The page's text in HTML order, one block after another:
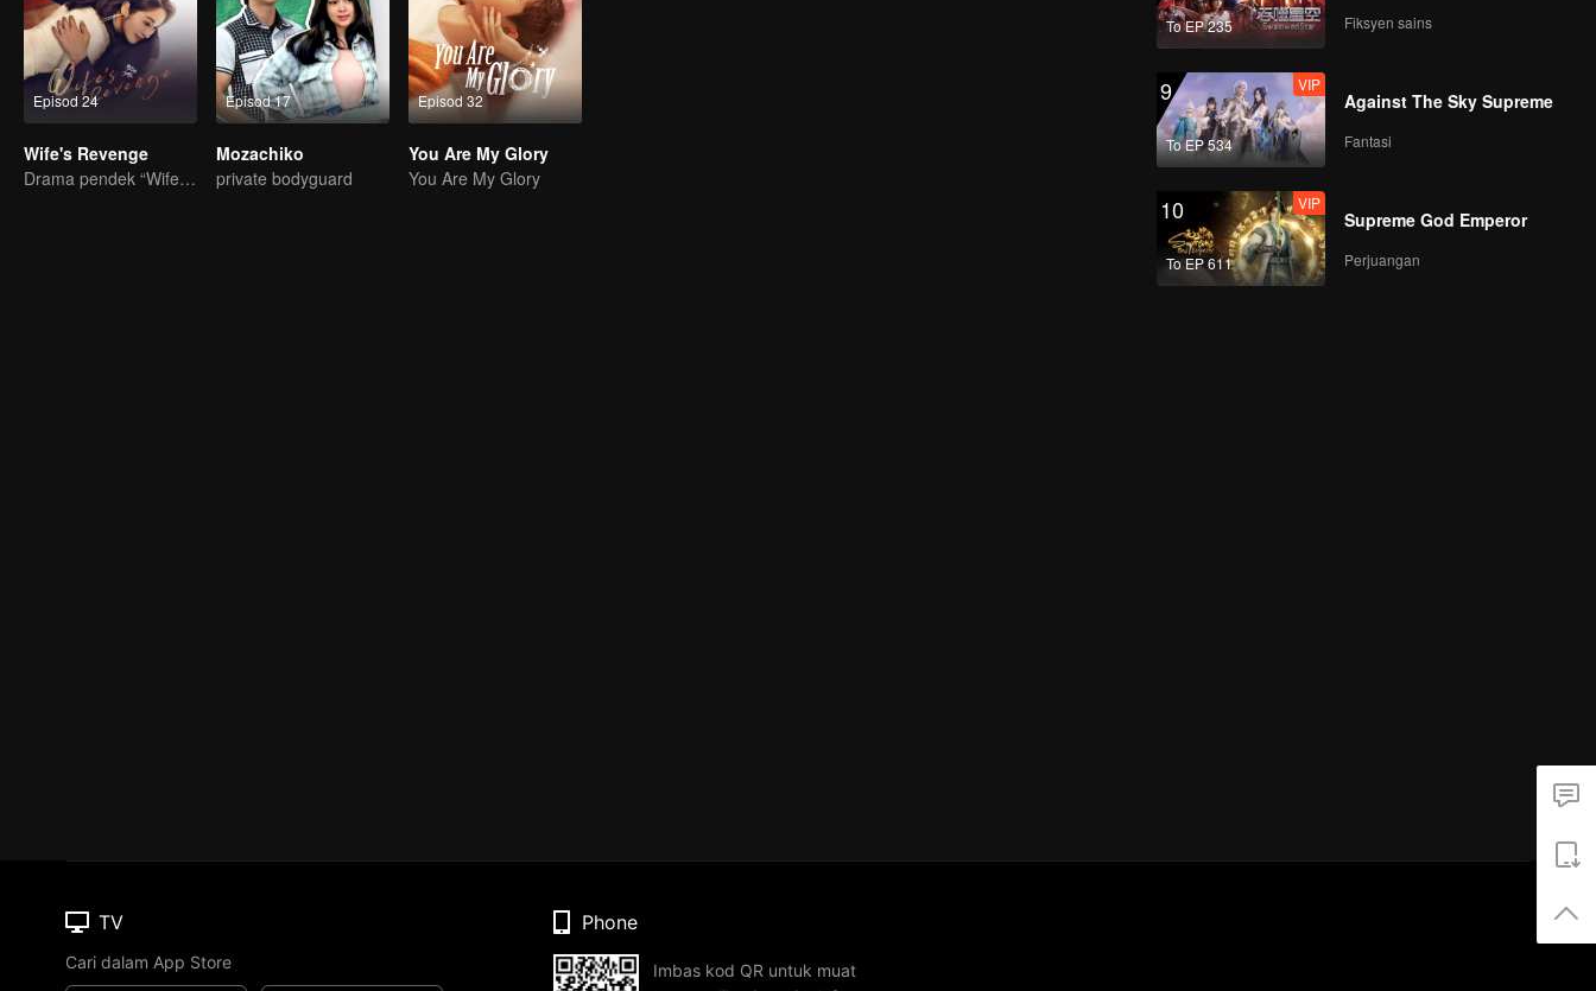
Episod 24
Wife's Revenge
Drama pendek “Wife's Revenge”
Episod 17
Mozachiko
private bodyguard
Episod 32
You Are My Glory
You Are My Glory
To EP 235 Fiksyen sains
9
To EP 534
VIP
Against The Sky Supreme
Fantasi
10
To EP 611
VIP
Supreme God Emperor
Perjuangan
TV
Cari dalam App Store
Phone
Imbas kod QR untuk muat